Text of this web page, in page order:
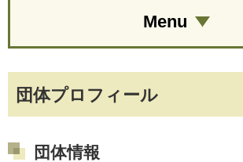
団体プロフィール
団体情報
Menu